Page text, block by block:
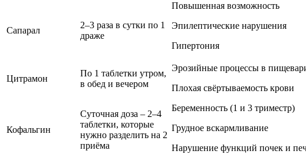
Сапарал
2–3 раза в сутки по 1
драже
Повышенная возможность
Эпилептические нарушения
Гипертония
Цитрамон
По 1 таблетки утром,
в обед и вечером
Эрозийные процессы в
Плохая свёртываемость крови
Беременность (1 и 3 триместр)
Грудное вскармливание
Нарушение функций почек и
Кофальгин
Суточная доза – 2–4
таблетки, которые
нужно разделить на 2
приёма